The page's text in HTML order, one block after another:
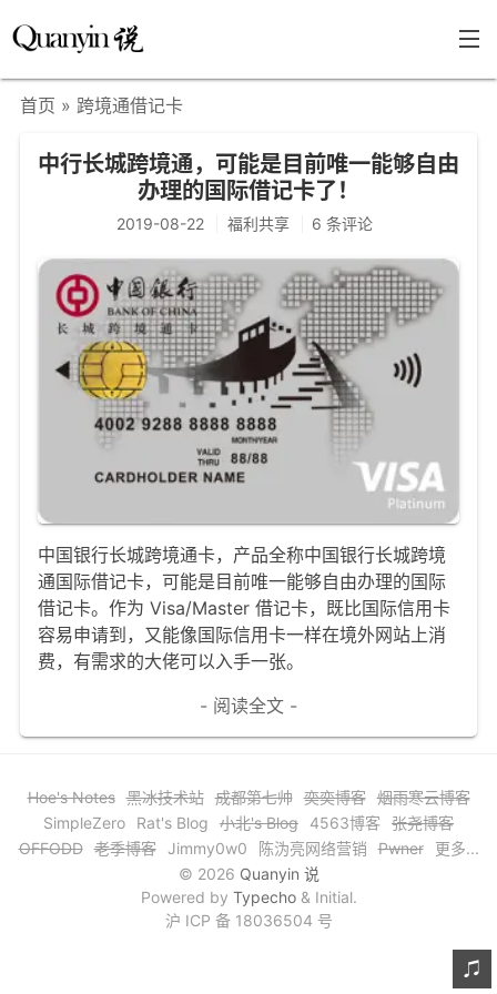
文章分类
瞎说杂谈
学海泛舟
精华荟萃
福利共享
其他页面
关于
只言片语
文章归档
谷歌站内搜索
留言板
友情链接
赞赏与支持
首页 » 跨境通借记卡
中行长城跨境通，可能是目前唯一能够自由
办理的国际借记卡了！
2019-08-22 福利共享 6 条评论
中国银行长城跨境通卡，产品全称中国银行长城跨境
通国际借记卡，可能是目前唯一能够自由办理的国际
借记卡。作为 Visa/Master 借记卡，既比国际信用卡
容易申请到，又能像国际信用卡一样在境外网站上消
费，有需求的大佬可以入手一张。
- 阅读全文 -
Hoe's Notes 黑冰技术站 成都第七帅 奕奕博客 烟雨寒云博客
SimpleZero
Rat's Blog 小北's Blog 4563博客
张尧博客
OFFODD 老季博客 Jimmy0w0 陈沩亮网络营销 Pwner
更多...
© 2026 Quanyin 说
Powered by Typecho& Initial.
沪 ICP 备 18036504 号